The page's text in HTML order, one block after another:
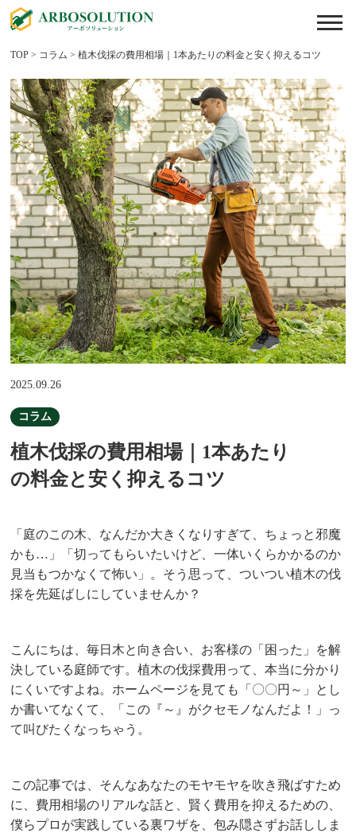
TOP > コラム >植木伐採の費用相場｜1本あたりの料金と安く抑えるコツ
2025.09.26
コラム
植木伐採の費用相場｜1本あたり
の料金と安く抑えるコツ
「庭のこの木、なんだか大きくなりすぎて、ちょっと邪魔
かも…」「切ってもらいたいけど、一体いくらかかるのか
見当もつかなくて怖い」。そう思って、ついつい植木の伐
採を先延ばしにしていませんか？
こんにちは、毎日木と向き合い、お客様の「困った」を解
決している庭師です。植木の伐採費用って、本当に分かり
にくいですよね。ホームページを見ても「〇〇円～」とし
か書いてなくて、「この『～』がクセモノなんだよ！」っ
て叫びたくなっちゃう。
この記事では、そんなあなたのモヤモヤを吹き飛ばすため
に、費用相場のリアルな話と、賢く費用を抑えるための、
僕らプロが実践している裏ワザを、包み隠さずお話ししま